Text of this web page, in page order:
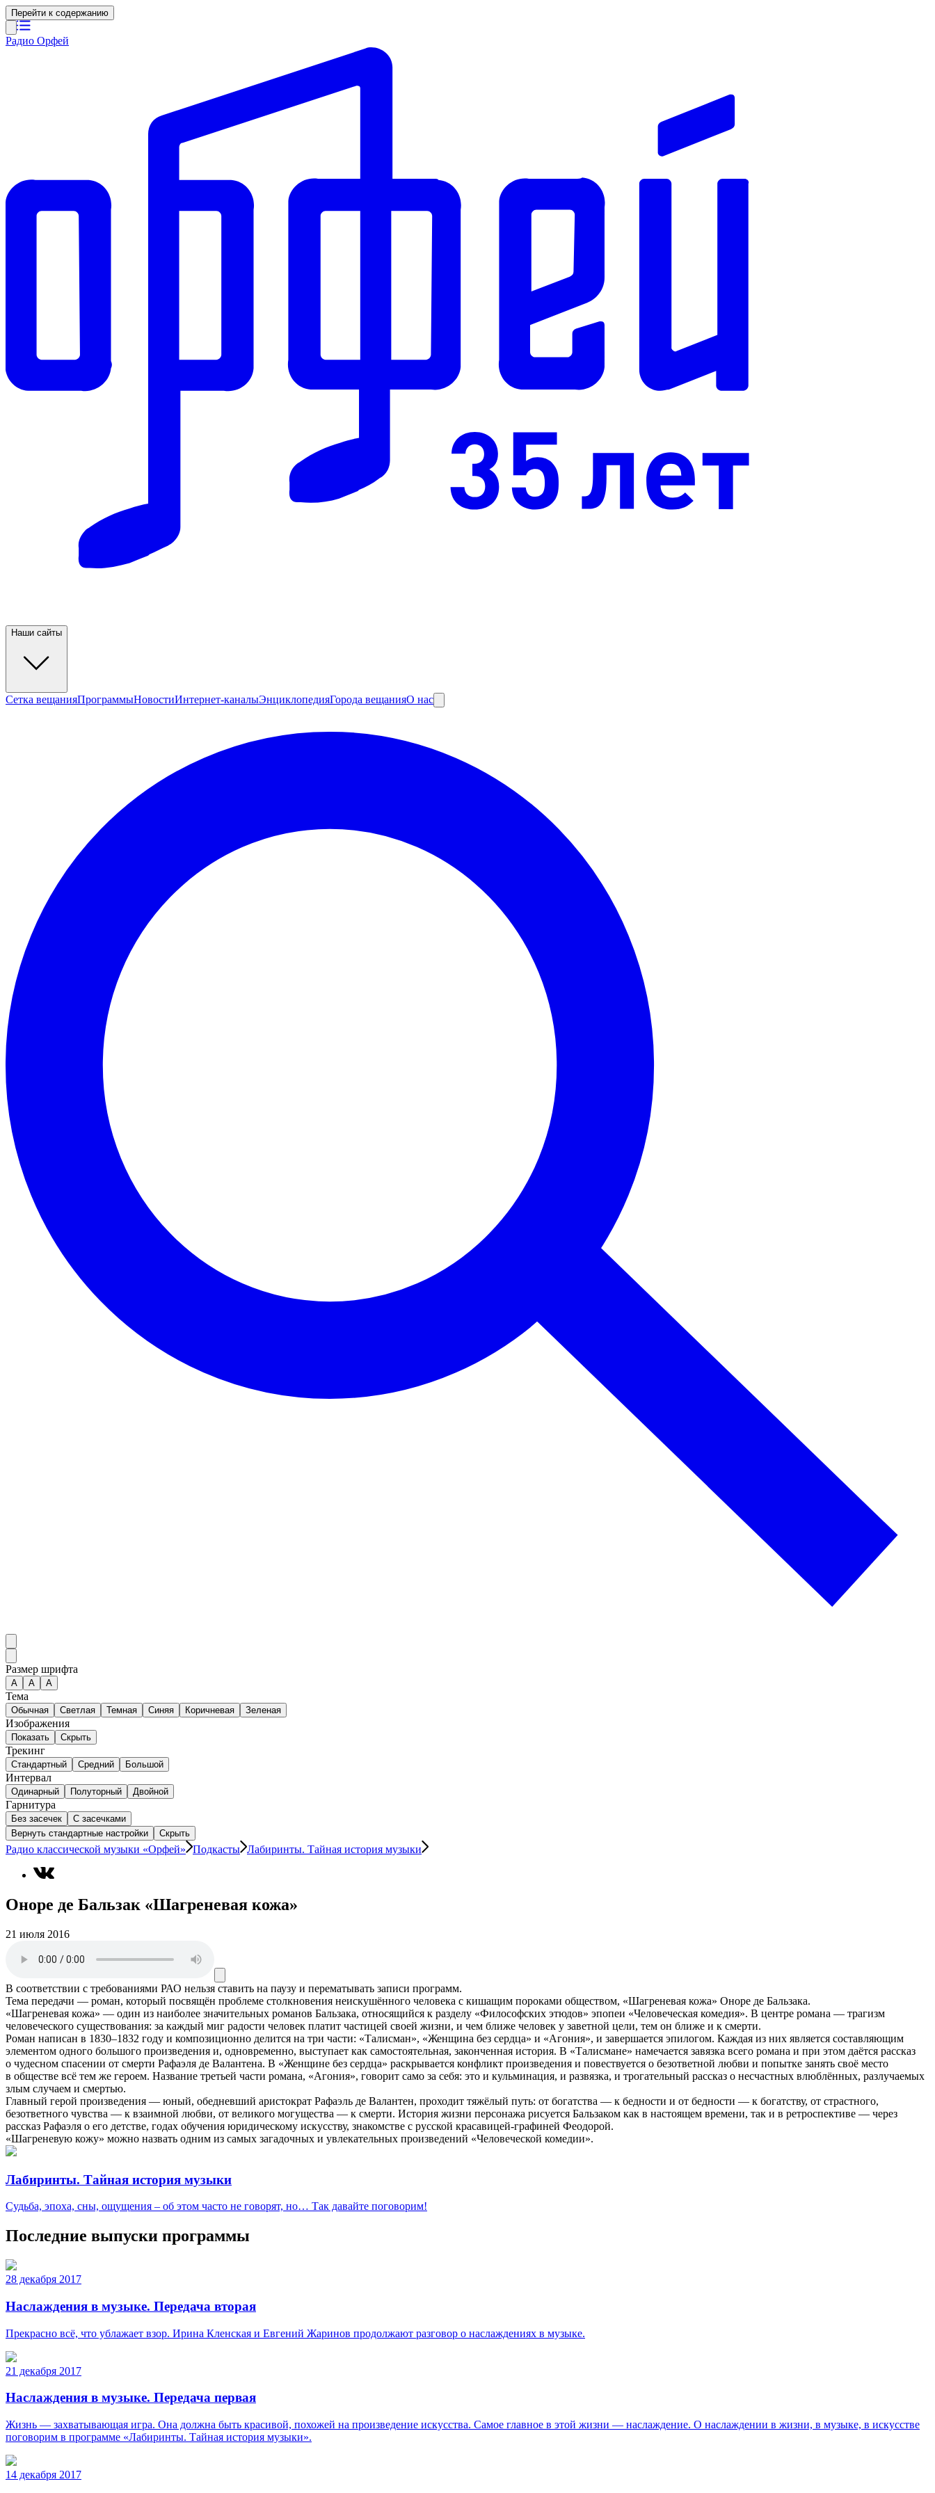
Перейти к содержанию
Радио Орфей
Наши сайты
Сетка вещанияПрограммыНовостиИнтернет-каналыЭнциклопедияГорода вещанияО нас
Размер шрифта
А A A
Тема
Обычная Светлая Темная Синяя Коричневая Зеленая
Изображения
Показать Скрыть
Трекинг
Стандартный Средний Большой
Интервал
Одинарный Полуторный Двойной
Гарнитура
Без засечек
С засечками
Вернуть стандартные настройки
Скрыть
Радио классической музыки «Орфей» Подкасты Лабиринты. Тайная история музыки
Оноре де Бальзак «Шагреневая кожа»
21 июля 2016
В соответствии с требованиями РАО нельзя ставить на паузу и перематывать записи программ.
Тема передачи — роман, который посвящён проблеме столкновения неискушённого человека с кишащим пороками обществом, «Шагреневая кожа» Оноре де Бальзака.
«Шагреневая кожа» — один из наиболее значительных романов Бальзака, относящийся к разделу «Философских этюдов» эпопеи «Человеческая комедия». В центре романа — трагизм
человеческого существования: за каждый миг радости человек платит частицей своей жизни, и чем ближе человек у заветной цели, тем он ближе и к смерти.
Роман написан в 1830–1832 году и композиционно делится на три части: «Талисман», «Женщина без сердца» и «Агония», и завершается эпилогом. Каждая из них является составляющим
элементом одного большого произведения и, одновременно, выступает как самостоятельная, законченная история. В «Талисмане» намечается завязка всего романа и при этом даётся рассказ
о чудесном спасении от смерти Рафаэля де Валантена. В «Женщине без сердца» раскрывается конфликт произведения и повествуется о безответной любви и попытке занять своё место
в обществе всё тем же героем. Название третьей части романа, «Агония», говорит само за себя: это и кульминация, и развязка, и трогательный рассказ о несчастных влюблённых, разлучаемых
злым случаем и смертью.
Главный герой произведения — юный, обедневший аристократ Рафаэль де Валантен, проходит тяжёлый путь: от богатства — к бедности и от бедности — к богатству, от страстного,
безответного чувства — к взаимной любви, от великого могущества — к смерти. История жизни персонажа рисуется Бальзаком как в настоящем времени, так и в ретроспективе — через
рассказ Рафаэля о его детстве, годах обучения юридическому искусству, знакомстве с русской красавицей-графиней Феодорой.
«Шагреневую кожу» можно назвать одним из самых загадочных и увлекательных произведений «Человеческой комедии».
Лабиринты. Тайная история музыки
Судьба, эпоха, сны, ощущения – об этом часто не говорят, но… Так давайте поговорим!
Последние выпуски программы
28 декабря 2017
Наслаждения в музыке. Передача вторая
Прекрасно всё, что ублажает взор. Ирина Кленская и Евгений Жаринов продолжают разговор о наслаждениях в музыке.
21 декабря 2017
Наслаждения в музыке. Передача первая
Жизнь — захватывающая игра. Она должна быть красивой, похожей на произведение искусства. Самое главное в этой жизни — наслаждение. О наслаждении в жизни, в музыке, в искусстве
поговорим в программе «Лабиринты. Тайная история музыки».
14 декабря 2017